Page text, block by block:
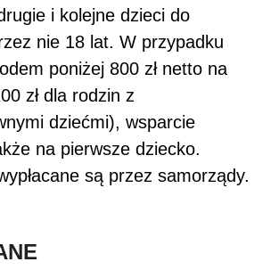
i kolejne dzieci do
nie 18 lat. W przypadku
poniżej 800 zł netto na
zł dla rodzin z
dziećmi), wsparcie
na pierwsze dziecko.
są przez samorządy.